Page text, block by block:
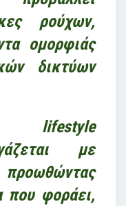
ρούχων,
ομορφιάς
δικτύων
lifestyle
με
προωθώντας
που φοράει,